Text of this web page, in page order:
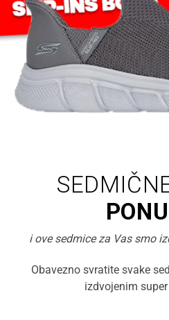
i ove sedmice za Vas smo
Obavezno svratite svake
izdvojenim